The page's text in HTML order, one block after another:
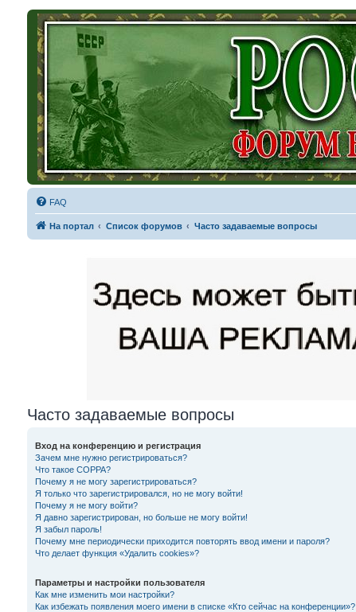
FAQ
На портал Список форумов Часто задаваемые вопросы
Часто задаваемые вопросы
Вход на конференцию и регистрация
Зачем мне нужно регистрироваться?
Что такое COPPA?
Почему я не могу зарегистрироваться?
Я только что зарегистрировался, но не могу войти!
Почему я не могу войти?
Я давно зарегистрирован, но больше не могу войти!
Я забыл пароль!
Почему мне периодически приходится повторять ввод имени и пароля?
Что делает функция «Удалить cookies»?
Параметры и настройки пользователя
Как мне изменить мои настройки?
Как избежать появления моего имени в списке «Кто сейчас на конференции»?